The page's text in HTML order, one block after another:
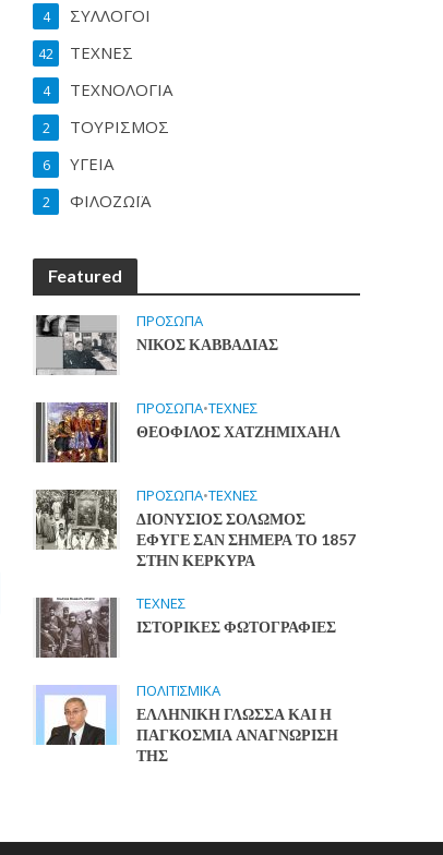
ΣΥΛΛΟΓΟΙ
4
ΤΕΧΝΕΣ
42
ΤΕΧΝΟΛΟΓΙΑ
4
ΤΟΥΡΙΣΜΟΣ
2
ΥΓΕΙΑ
6
ΦΙΛΟΖΩΪΑ
2
Featured
ΠΡΟΣΩΠΑ
ΝΙΚΟΣ ΚΑΒΒΑΔΙΑΣ
ΠΡΟΣΩΠΑ•ΤΕΧΝΕΣ
ΘΕΟΦΙΛΟΣ ΧΑΤΖΗΜΙΧΑΗΛ
ΠΡΟΣΩΠΑ•ΤΕΧΝΕΣ
ΔΙΟΝΥΣΙΟΣ ΣΟΛΩΜΟΣ
ΕΦΥΓΕ ΣΑΝ ΣΗΜΕΡΑ ΤΟ 1857
ΣΤΗΝ ΚΕΡΚΥΡΑ
ΤΕΧΝΕΣ
ΙΣΤΟΡΙΚΕΣ ΦΩΤΟΓΡΑΦΙΕΣ
ΠΟΛΙΤΙΣΜΙΚΑ
ΕΛΛΗΝΙΚΗ ΓΛΩΣΣΑ ΚΑΙ Η
ΠΑΓΚΟΣΜΙΑ ΑΝΑΓΝΩΡΙΣΗ
ΤΗΣ